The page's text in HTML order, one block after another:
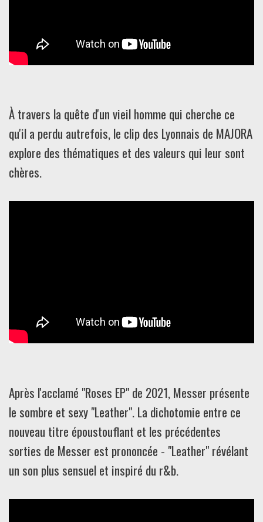
À travers la quête d'un vieil homme qui cherche ce
qu'il a perdu autrefois, le clip des Lyonnais de MAJORA
explore des thématiques et des valeurs qui leur sont
chères.
Après l'acclamé "Roses EP" de 2021, Messer présente
le sombre et sexy "Leather". La dichotomie entre ce
nouveau titre époustouflant et les précédentes
sorties de Messer est prononcée - "Leather" révélant
un son plus sensuel et inspiré du r&b.